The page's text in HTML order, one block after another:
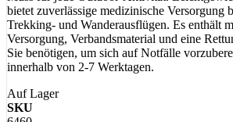
bietet zuverlässige medizinische Versorgung
Trekking- und Wanderausflügen. Es enthält
Versorgung, Verbandsmaterial und eine
Sie benötigen, um sich auf Notfälle
innerhalb von 2-7 Werktagen.
Auf Lager
SKU